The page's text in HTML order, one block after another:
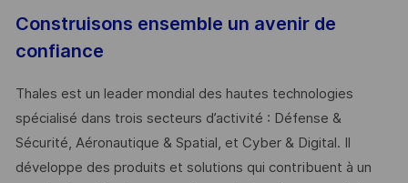
Construisons ensemble un avenir de
confiance
Thales est un leader mondial des hautes technologies
spécialisé dans trois secteurs d’activité : Défense &
Sécurité, Aéronautique & Spatial, et Cyber & Digital. Il
développe des produits et solutions qui contribuent à un